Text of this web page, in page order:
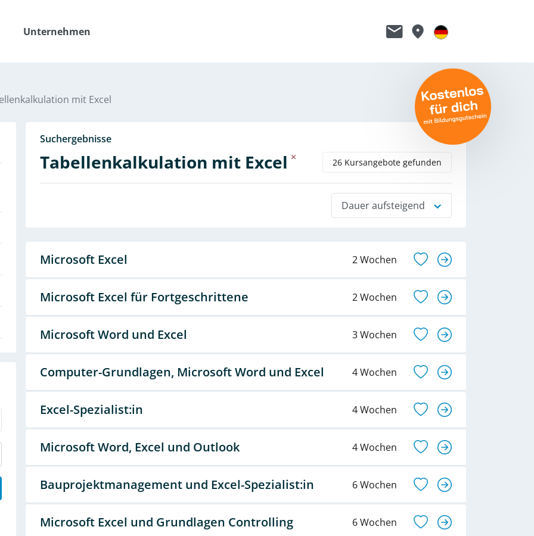
Unternehmen
mit Excel
Suchergebnisse
Tabellenkalkulation mit Excel 26 Kursangebote gefunden
Dauer aufsteigend
Microsoft Excel 2 Wochen
Microsoft Excel für Fortgeschrittene 2 Wochen
Microsoft Word und Excel 3 Wochen
Computer-Grundlagen, Microsoft Word und Excel 4 Wochen
Excel-Spezialist:in 4 Wochen
Microsoft Word, Excel und Outlook 4 Wochen
Bauprojektmanagement und Excel-Spezialist:in 6 Wochen
Microsoft Excel und Grundlagen Controlling 6 Wochen